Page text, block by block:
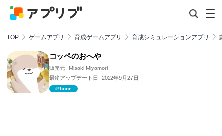
TOP ゲームアプリ 育成ゲームアプリ 育成シミュレーションアプリ
コッペのおへや
販売元: Misaki Miyamori
最終アップデート日: 2022年9月27日
iPhone